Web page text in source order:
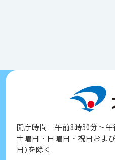
開庁時間 午前8時30分～午
土曜日・日曜日・祝日およ
日)を除く